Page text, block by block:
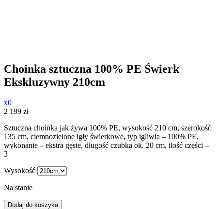
Choinka sztuczna 100% PE Świerk
Ekskluzywny 210cm
x0
2 199 zł
Sztuczna choinka jak żywa 100% PE, wysokość 210 cm, szerokość
135 cm, ciemnozielone igły świerkowe, typ igliwia – 100% PE,
wykonanie – ekstra gęste, długość czubka ok. 20 cm, ilość części –
3
Wysokość
Na stanie
Dodaj do koszyka